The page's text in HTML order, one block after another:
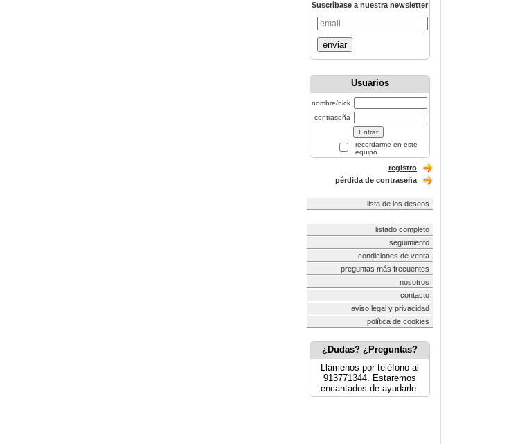
Suscríbase a nuestra newsletter
enviar
Usuarios
nombre/nick
contraseña
recordarme en este
equipo
registro
pérdida de contraseña
lista de los deseos
listado completo
seguimiento
condiciones de venta
preguntas más frecuentes
nosotros
contacto
aviso legal y privacidad
política de cookies
¿Dudas? ¿Preguntas?
Llámenos por teléfono al
913771344. Estaremos
encantados de ayudarle.